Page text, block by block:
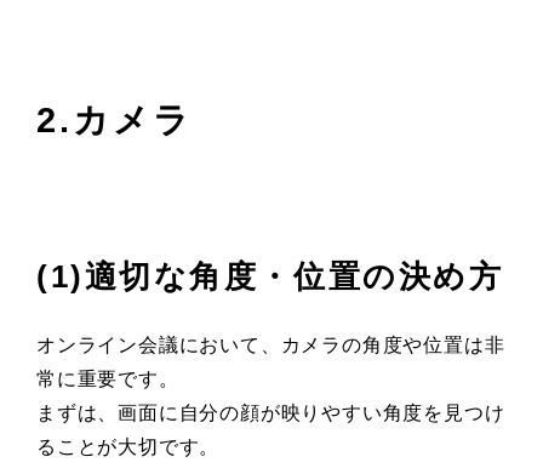
2.カメラ
(1)適切な角度・位置の決め方
オンライン会議において、カメラの角度や位置は非
常に重要です。
まずは、画面に自分の顔が映りやすい角度を見つけ
ることが大切です。